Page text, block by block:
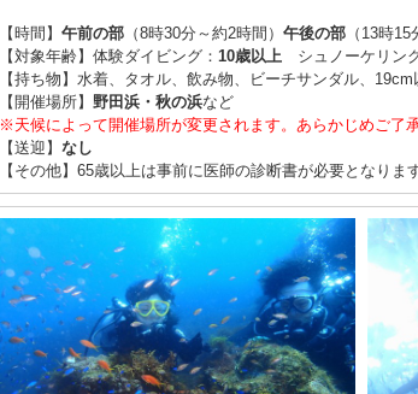
【時間】 午前の部 （8時30分～約2時間） 午後の部 （13時15
【対象年齢】体験ダイビング： 10歳以上 シュノーケリン
【持ち物】水着、タオル、飲み物、ビーチサンダル、
【開催場所】 野田浜・秋の浜など
※天候によって開催場所が変更されます。あらかじめご了承
【送迎】 なし
【その他】65歳以上は事前に医師の診断書が必要となります